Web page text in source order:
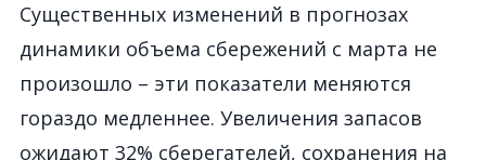
Существенных изменений в прогнозах
динамики объема сбережений с марта не
произошло – эти показатели меняются
гораздо медленнее. Увеличения запасов
ожидают 32% сберегателей, сохранения на